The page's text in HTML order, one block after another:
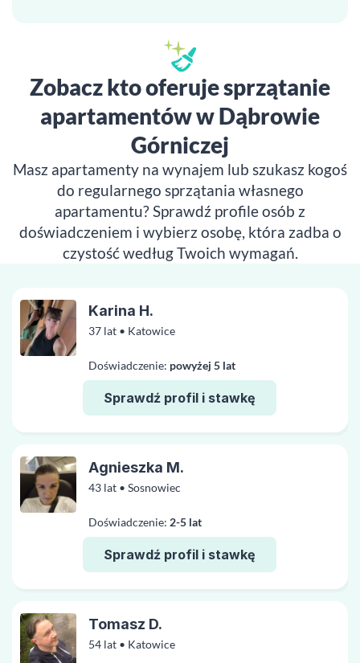
Zobacz kto oferuje sprzątanie
apartamentów w Dąbrowie
Górniczej
Masz apartamenty na wynajem lub szukasz kogoś
do regularnego sprzątania własnego
apartamentu? Sprawdź profile osób z
doświadczeniem i wybierz osobę, która zadba o
czystość według Twoich wymagań.
37 lat • Katowice
Doświadczenie: powyżej 5 lat
Sprawdź profil i stawkę
Karina H.
43 lat • Sosnowiec
Doświadczenie: 2-5 lat
Sprawdź profil i stawkę
Agnieszka M.
54 lat • Katowice
Tomasz D.